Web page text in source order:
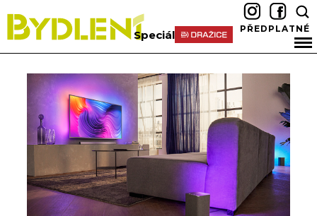
Speciál PŘEDPLATNÉ